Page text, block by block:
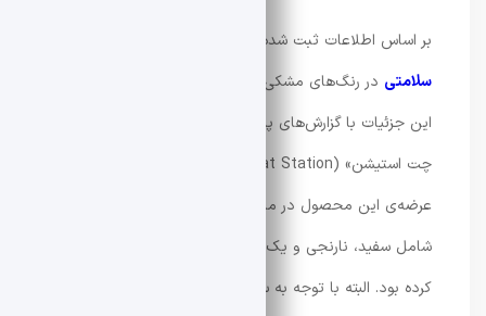
بر اساس اطلاعات ثبت شده در این فروشگاه، این
سلامتی در رنگ‌های مشکی، نقره‌ای و صورتی عرضه می‌شود.
این جزئیات با گزارش‌های پیشین افشاگر معروف، «دیجیتال
شامل سفید، نارنجی و یک نسخه‌ی سرامیکی سفید اشاره
کرده بود. البته با توجه به سوابق شیائومی، ممکن است برخی